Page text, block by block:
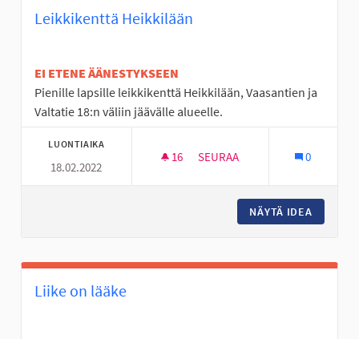
Leikkikenttä Heikkilään
EI ETENE ÄÄNESTYKSEEN
Pienille lapsille leikkikenttä Heikkilään, Vaasantien ja
Valtatie 18:n väliin jäävälle alueelle.
LUONTIAIKA
18.02.2022
16 16 SEURAAJAA
SEURAA 0
NÄYTÄ IDEA
Liike on lääke